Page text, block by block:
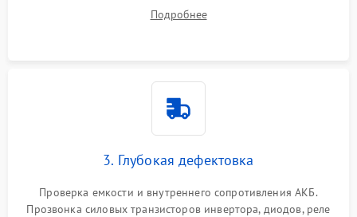
и кистей для предотвращения перегрева и замыканий.
Подробнее
3. Глубокая дефектовка
Проверка емкости и внутреннего сопротивления АКБ.
Прозвонка силовых транзисторов инвертора, диодов, реле